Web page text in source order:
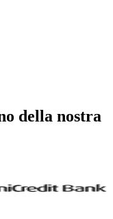
della nostra